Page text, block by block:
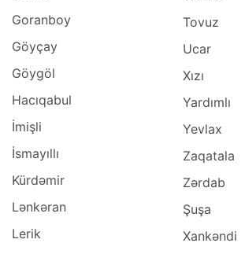
Goranboy
Göyçay
Göygöl
Hacıqabul
İmişli
İsmayıllı
Kürdəmir
Lənkəran
Lerik
Tovuz
Ucar
Xızı
Yardımlı
Yevlax
Zaqatala
Zərdab
Şuşa
Xankəndi